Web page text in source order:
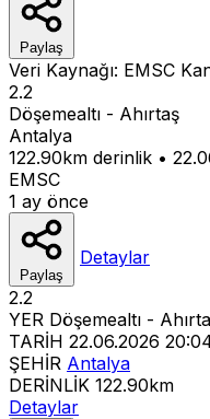
Paylaş
Veri Kaynağı: EMSC
2.2
Döşemealtı - Ahırtaş
Antalya
122.90km derinlik •
EMSC
1 ay önce
Paylaş
Detaylar
2.2
YER Döşemealtı -
TARİH 22.06.2026
ŞEHİR Antalya
DERİNLİK 122.90km
Detaylar